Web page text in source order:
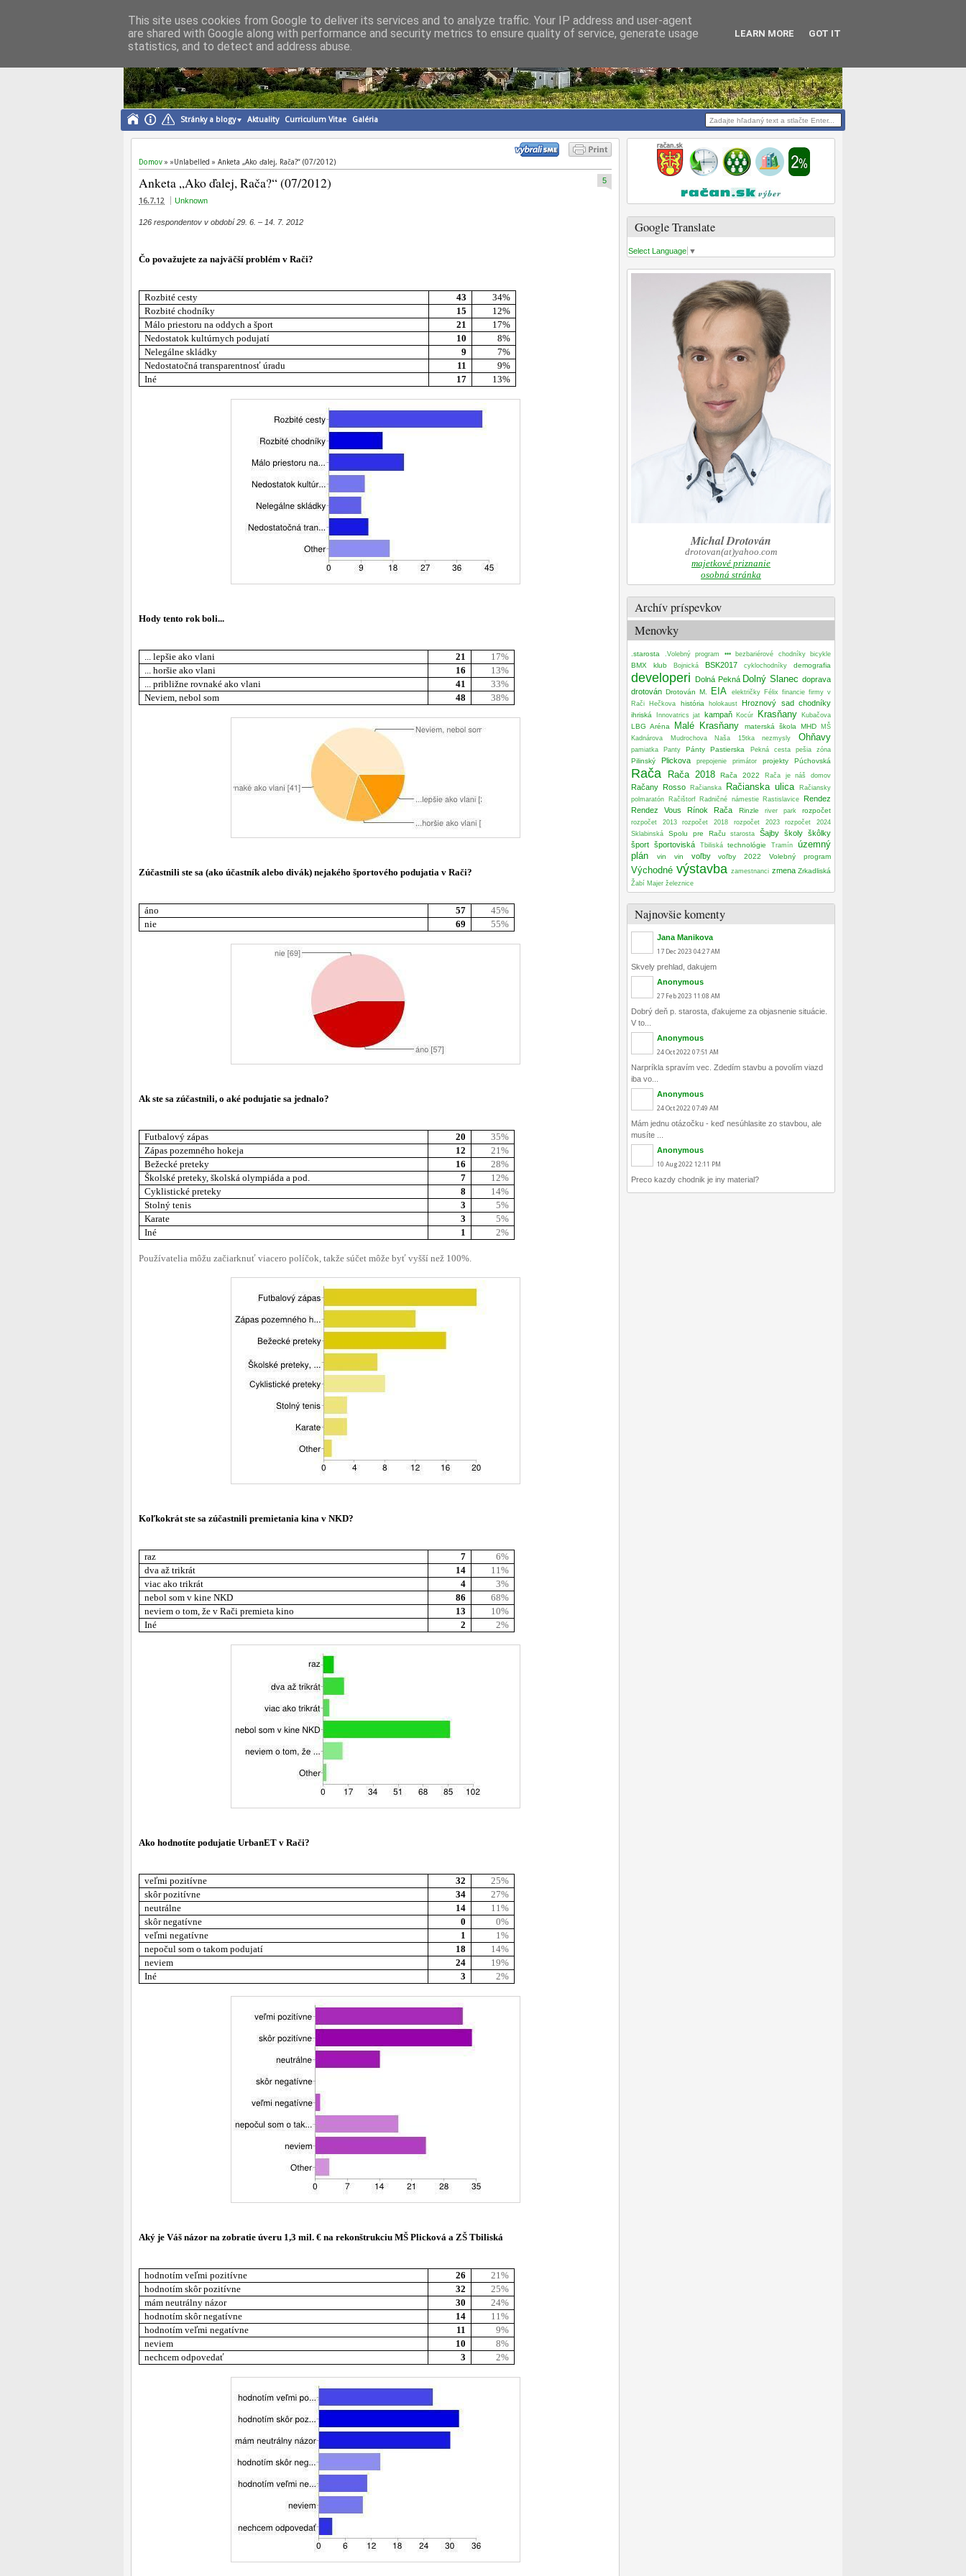
Michal Drotován
Stránky a blogy Aktuality Curriculum Vitae Galéria
Domov » »Unlabelled » Anketa „Ako ďalej, Rača?“ (07/2012)
Anketa „Ako ďalej, Rača?“ (07/2012)
16.7.12 Unknown
5
126 respondentov v období 29. 6. – 14. 7. 2012
Čo považujete za najväčší problém v Rači?
Rozbité cesty 43
34%
Rozbité chodníky
15
12%
Málo priestoru na oddych a šport
21
17%
Nedostatok kultúrnych podujatí
10
8%
Nelegálne skládky
9
7%
Nedostatočná transparentnosť úradu
11
9%
Iné
17 13%
Hody tento rok boli...
... lepšie ako vlani 21
17%
... horšie ako vlani
16
13%
... približne rovnaké ako vlani
41
33%
Neviem, nebol som
48 38%
Zúčastnili ste sa (ako účastník alebo divák) nejakého športového podujatia v Rači?
áno 57
45%
nie
69 55%
Ak ste sa zúčastnili, o aké podujatie sa jednalo?
Futbalový zápas 20
35%
Zápas pozemného hokeja
12
21%
Bežecké preteky
16
28%
Školské preteky, školská olympiáda a pod.
7
12%
Cyklistické preteky
8
14%
Stolný tenis
3
5%
Karate
3
5%
Iné
1 2%
Používatelia môžu začiarknuť viacero políčok, takže súčet môže byť vyšší než 100%.
Koľkokrát ste sa zúčastnili premietania kina v NKD?
raz 7
6%
dva až trikrát
14
11%
viac ako trikrát
4
3%
nebol som v kine NKD
86
68%
neviem o tom, že v Rači premieta kino
13
10%
Iné
2 2%
Ako hodnotíte podujatie UrbanET v Rači?
veľmi pozitívne 32
25%
skôr pozitívne
34
27%
neutrálne
14
11%
skôr negatívne
0
0%
veľmi negatívne
1
1%
nepočul som o takom podujatí
18
14%
neviem
24
19%
Iné
3 2%
Aký je Váš názor na zobratie úveru 1,3 mil. € na rekonštrukciu MŠ Plicková a ZŠ Tbiliská
hodnotím veľmi pozitívne 26
21%
hodnotím skôr pozitívne
32
25%
mám neutrálny názor
30
24%
hodnotím skôr negatívne
14
11%
hodnotím veľmi negatívne
11
9%
neviem
10
8%
nechcem odpovedať
3 2%
Google Translate
Select Language ▼
Michal Drotován
drotovan(at)yahoo.com
majetkové priznanie
osobná stránka
Archív príspevkov
Menovky
.starosta .Volebný program ••• bezbariérové chodníky bicykle
BMX klub Bojnická BSK2017 cyklochodníky demografia
developeri Dolná Pekná Dolný Slanec doprava
drotován Drotován M. EIA električky Félix financie firmy v
Rači
Hečkova história holokaust Hroznový sad chodníky
ihriská Innovatrics jat kampaň Kocúr Krasňany Kubačova
LBG Aréna Malé Krasňany materská škola MHD
MŠ
Kadnárova
Mudrochova Naša 15tka nezmysly Ohňavy
pamiatka Panty Pánty Pastierska Pekná cesta pešia zóna
Pilinský Plickova prepojenie primátor projekty Púchovská
Rača Rača 2018 Rača 2022 Rača je náš domov
Račany Rosso Račianska Račianska ulica
Račiansky
polmaratón
Račištorf Radničné námestie Rastislavice
Rendez
Rendez Vous
Rínok Rača Rinzle river park rozpočet
rozpočet 2013 rozpočet 2018 rozpočet 2023
rozpočet 2024
Sklabinská
Spolu pre Raču starosta Šajby školy škôlky
šport športoviská Tbiliská technológie Tramín
územný
plán
vin vin voľby voľby 2022 Volebný program
Východné výstavba zamestnanci zmena Zrkadliská
Žabí Majer železnice
Najnovšie komenty
Jana Manikova
17 Dec 2023 04:27 AM
Skvely prehlad, dakujem
Anonymous
27 Feb 2023 11:08 AM
Dobrý deň p. starosta, ďakujeme za objasnenie situácie.
V to...
Anonymous
24 Oct 2022 07:51 AM
Narpríkla spravím vec. Zdedím stavbu a povolím viazd
iba vo...
Anonymous
24 Oct 2022 07:49 AM
Mám jednu otázočku - keď nesúhlasite zo stavbou, ale
musíte ...
Anonymous
10 Aug 2022 12:11 PM
Preco kazdy chodnik je iny material?
This site uses cookies from Google to deliver its services and to analyze traffic. Your IP address and user-agent
are shared with Google along with performance and security metrics to ensure quality of service, generate usage
statistics, and to detect and address abuse.
LEARN MORE GOT IT